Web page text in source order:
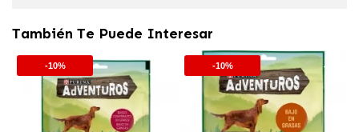
También Te Puede Interesar
-10% -10%